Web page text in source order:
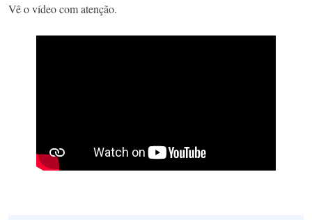
Vê o vídeo com atenção.